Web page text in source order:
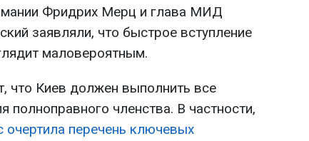
Фридрих Мерц и глава МИД
заявляли, что быстрое вступление
маловероятным.
что Киев должен выполнить все
полноправного членства. В частности,
перечень ключевых